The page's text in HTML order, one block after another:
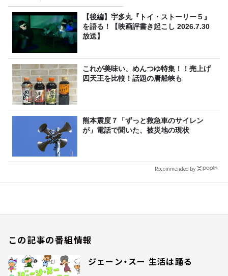
金」に変わる仕組み
【後編】宇多丸『トイ・ストーリー５』
を語る！【映画評書き起こし 2026.7.30
放送】
これが美味い、めんつゆ特集！！売上げ
四天王を比較！話題の唐船峡も
熊本震度７「ずっと救急車のサイレン
が」電話で聞いた、被災地の現状
Recommended by
この記事の番組情報
ジェーン・スー 生活は踊る